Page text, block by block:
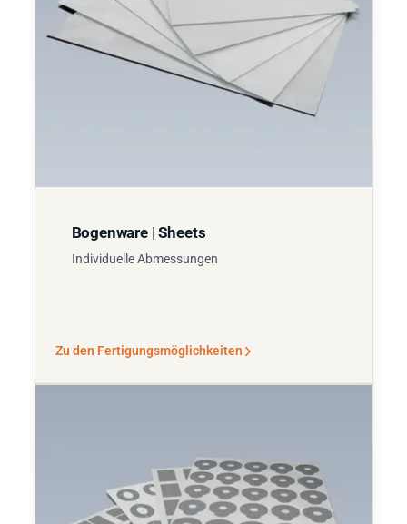
Bogenware | Sheets
Individuelle Abmessungen
Zu den Fertigungsmöglichkeiten